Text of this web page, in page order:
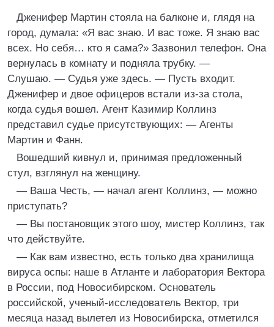
Дженифер Мартин стояла на балконе и, глядя на
город, думала: «Я вас знаю. И вас тоже. Я знаю вас
всех. Но себя… кто я сама?» Зазвонил телефон. Она
вернулась в комнату и подняла трубку. —
Слушаю. — Судья уже здесь. — Пусть входит.
Дженифер и двое офицеров встали из-за стола,
когда судья вошел. Агент Казимир Коллинз
представил судье присутствующих: — Агенты
Мартин и Фанн.
Вошедший кивнул и, принимая предложенный
стул, взглянул на женщину.
— Ваша Честь, — начал агент Коллинз, — можно
приступать?
— Вы постановщик этого шоу, мистер Коллинз, так
что действуйте.
— Как вам известно, есть только два хранилища
вируса оспы: наше в Атланте и лаборатория Вектора
в России, под Новосибирском. Основатель
российской, ученый-исследователь Вектор, три
месяца назад вылетел из Новосибирска, отметился